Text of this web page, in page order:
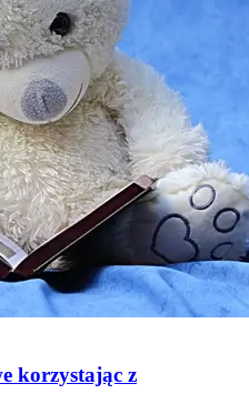
korzystając z